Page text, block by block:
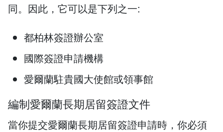
同。因此，它可以是下列之一:
都柏林簽證辦公室
國際簽證申請機構
愛爾蘭駐貴國大使館或領事館
編制愛爾蘭長期居留簽證文件
當你提交愛爾蘭長期居留簽證申請時，你必須